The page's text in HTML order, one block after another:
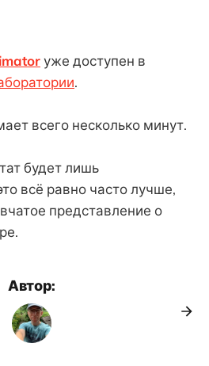
уже доступен в
.
всего несколько минут.
будет лишь
всё равно часто лучше,
представление о
Автор: